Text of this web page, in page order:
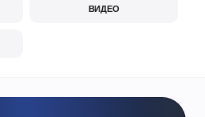
ВИДЕО